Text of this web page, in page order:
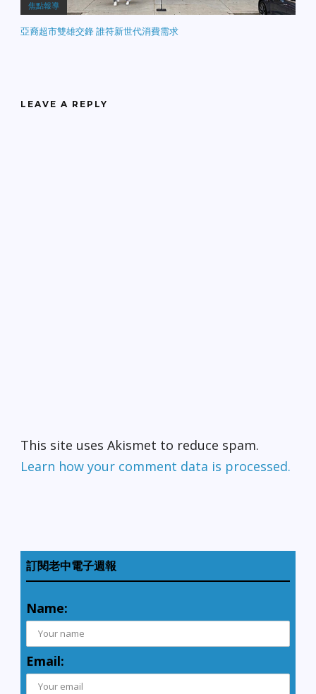
焦點報導
亞裔超市雙雄交鋒 誰符新世代消費需求
LEAVE A REPLY
This site uses Akismet to reduce spam.
Learn how your comment data is processed.
訂閱老中電子週報
Name:
Email: